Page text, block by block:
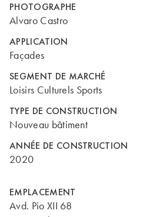
PHOTOGRAPHE
Alvaro Castro
APPLICATION
Façades
SEGMENT DE MARCHÉ
Loisirs Culturels Sports
TYPE DE CONSTRUCTION
Nouveau bâtiment
ANNÉE DE CONSTRUCTION
2020
EMPLACEMENT
Avd. Pio XII 68